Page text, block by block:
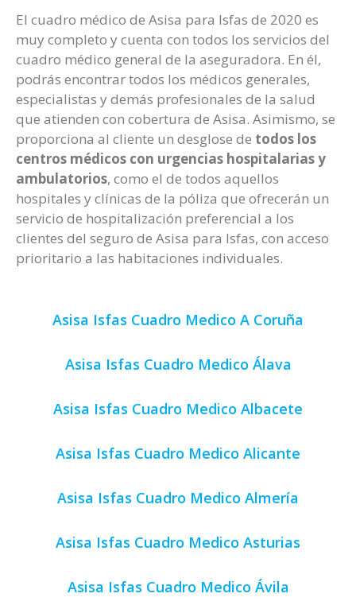
El cuadro médico de Asisa para Isfas de 2020 es
muy completo y cuenta con todos los servicios del
cuadro médico general de la aseguradora. En él,
podrás encontrar todos los médicos generales,
especialistas y demás profesionales de la salud
que atienden con cobertura de Asisa. Asimismo, se
proporciona al cliente un desglose de todos los
centros médicos con urgencias hospitalarias y
ambulatorios, como el de todos aquellos
hospitales y clínicas de la póliza que ofrecerán un
servicio de hospitalización preferencial a los
clientes del seguro de Asisa para Isfas, con acceso
prioritario a las habitaciones individuales.
Asisa Isfas Cuadro Medico A Coruña
Asisa Isfas Cuadro Medico Álava
Asisa Isfas Cuadro Medico Albacete
Asisa Isfas Cuadro Medico Alicante
Asisa Isfas Cuadro Medico Almería
Asisa Isfas Cuadro Medico Asturias
Asisa Isfas Cuadro Medico Ávila